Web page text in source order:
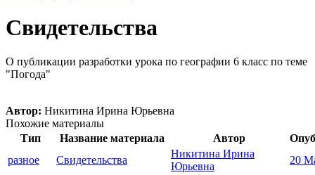
Свидетельства
О публикации разработки урока по географии 6 класс по теме
"Погода"
Автор: Никитина Ирина Юрьевна
Похожие материалы
Тип
Название материала Автор
разное
Свидетельства
Никитина Ирина
Юрьевна
20